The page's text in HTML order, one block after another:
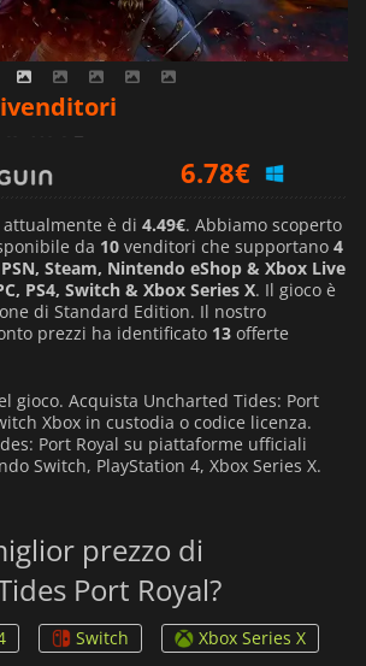
6.78€
7.07€
è di 4.49€. Abbiamo scoperto
da 10 venditori che supportano 4
Steam, Nintendo eShop & Xbox Live
PS4, Switch & Xbox Series X. Il gioco è
di Standard Edition. Il nostro
prezzi ha identificato 13 offerte
gioco. Acquista Uncharted Tides: Port
Xbox in custodia o codice licenza.
Port Royal su piattaforme ufficiali
Switch, PlayStation 4, Xbox Series X.
prezzo di
Port Royal?
Switch
Xbox Series X